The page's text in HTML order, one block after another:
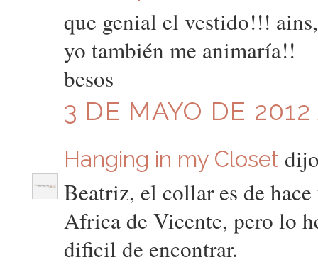
que genial el vestido!!!
yo también me animaría!!
besos
3 DE MAYO DE
Hanging in my Closet
Beatriz, el collar es de
Africa de Vicente, pero lo
dificil de encontrar.